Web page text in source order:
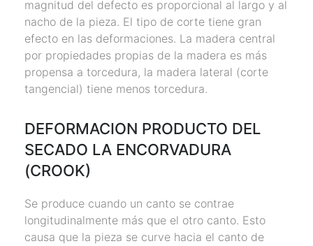
magnitud del defecto es proporcional al largo y al
nacho de la pieza. El tipo de corte tiene gran
efecto en las deformaciones. La madera central
por propiedades propias de la madera es más
propensa a torcedura, la madera lateral (corte
tangencial) tiene menos torcedura.
DEFORMACION PRODUCTO DEL
SECADO LA ENCORVADURA
(CROOK)
Se produce cuando un canto se contrae
longitudinalmente más que el otro canto. Esto
causa que la pieza se curve hacia el canto de